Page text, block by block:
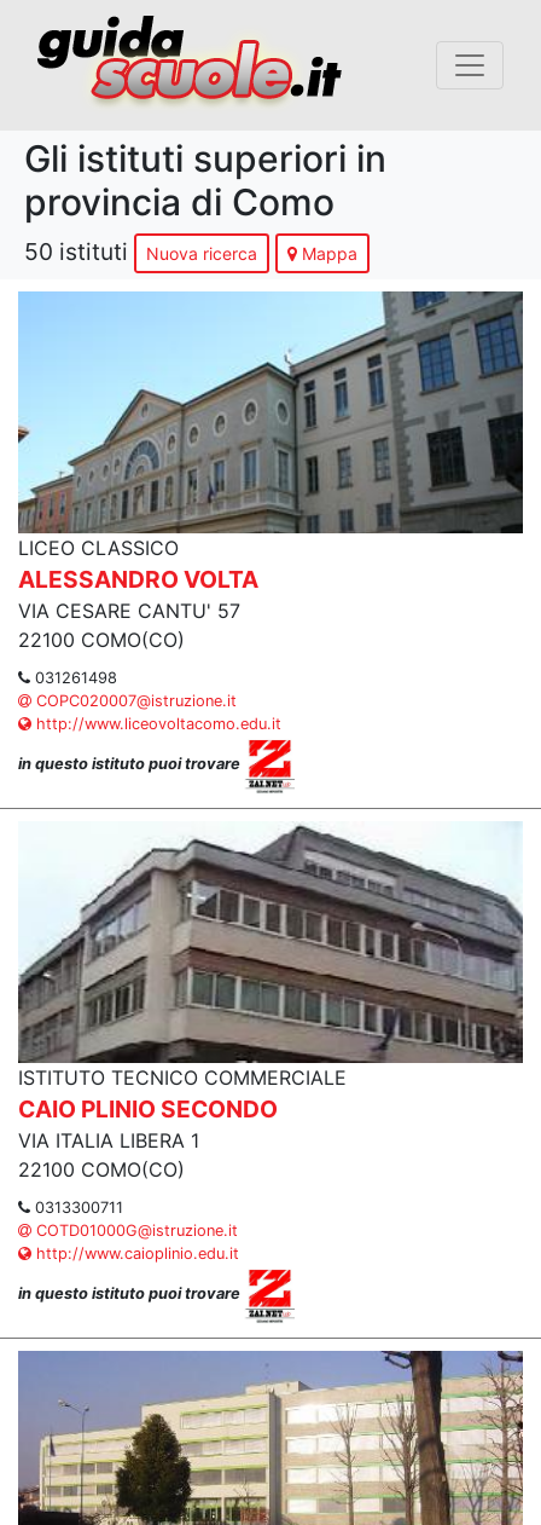
Gli istituti superiori in
provincia di Como
50 istituti Nuova ricerca Mappa
LICEO CLASSICO
ALESSANDRO VOLTA
VIA CESARE CANTU' 57
22100 COMO(CO)
031261498
COPC020007@istruzione.it
http://www.liceovoltacomo.edu.it
in questo istituto puoi trovare
ISTITUTO TECNICO COMMERCIALE
CAIO PLINIO SECONDO
VIA ITALIA LIBERA 1
22100 COMO(CO)
0313300711
COTD01000G@istruzione.it
http://www.caioplinio.edu.it
in questo istituto puoi trovare